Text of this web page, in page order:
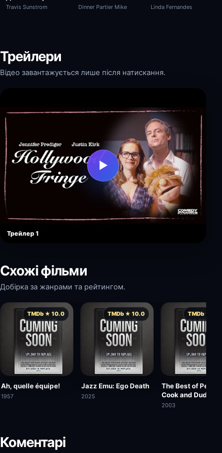
Travis Sunstrom Dinner Partier Mike Linda Fernandes
Трейлери
Відео завантажується лише після натискання.
▶
Трейлер 1
Схожі фільми
Добірка за жанрами та рейтингом.
TMDb ★ 10.0
Ah, quelle équipe!
1957
TMDb ★ 10.0
Jazz Emu: Ego Death
2025
TMDb ★
The Best of Peter
Cook and Dudley
Moore
2003
Коментарі